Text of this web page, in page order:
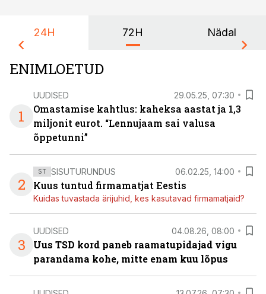
24H 72H Nädal
ENIMLOETUD
1
UUDISED 29.05.25, 07:30
Omastamise kahtlus: kaheksa aastat ja 1,3
miljonit eurot. “Lennujaam sai valusa
õppetunni”
2
ST SISUTURUNDUS 06.02.25, 14:00
Kuus tuntud firmamatjat Eestis
Kuidas tuvastada ärijuhid, kes kasutavad firmamatjaid?
3
UUDISED 04.08.26, 08:00
Uus TSD kord paneb raamatupidajad vigu
parandama kohe, mitte enam kuu lõpus